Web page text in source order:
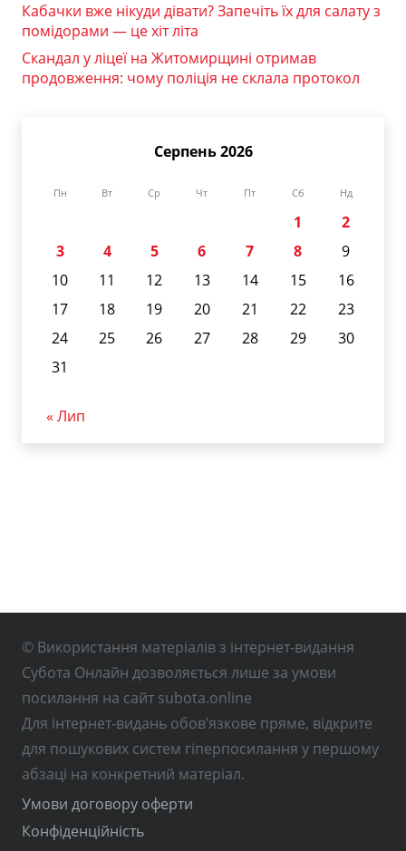
Кабачки вже нікуди дівати? Запечіть їх для салату з
помідорами — це хіт літа
Скандал у ліцеї на Житомирщині отримав
продовження: чому поліція не склала протокол
Серпень 2026
Пн Вт Ср Чт Пт Сб Нд
1
2
3
4 5 6 7 8
9
10
11 12 13 14 15
16
17
18 19 20 21 22
23
24
25 26 27 28 29
30
31
« Лип
© Використання матеріалів з інтернет-видання
Субота Онлайн дозволяється лише за умови
посилання на сайт subota.online
Для інтернет-видань обов’язкове пряме, відкрите
для пошукових систем гіперпосилання у першому
абзаці на конкретний матеріал.
Умови договору оферти
Конфіденційність